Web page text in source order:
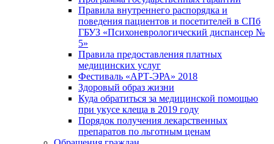
Правила внутреннего распорядка и
поведения пациентов и посетителей в СПб
ГБУЗ «Психоневрологический диспансер №
5»
Правила предоставления платных
медицинских услуг
Фестиваль «АРТ-ЭРА» 2018
Здоровый образ жизни
Куда обратиться за медицинской помощью
при укусе клеща в 2019 году
Порядок получения лекарственных
препаратов по льготным ценам